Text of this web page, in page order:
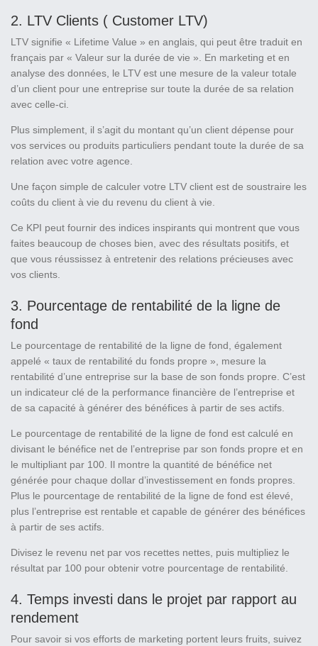
2. LTV Clients ( Customer LTV)
LTV signifie « Lifetime Value » en anglais, qui peut être traduit en
français par « Valeur sur la durée de vie ». En marketing et en
analyse des données, le LTV est une mesure de la valeur totale
d’un client pour une entreprise sur toute la durée de sa relation
avec celle-ci.
Plus simplement, il s’agit du montant qu’un client dépense pour
vos services ou produits particuliers pendant toute la durée de sa
relation avec votre agence.
Une façon simple de calculer votre LTV client est de soustraire les
coûts du client à vie du revenu du client à vie.
Ce KPI peut fournir des indices inspirants qui montrent que vous
faites beaucoup de choses bien, avec des résultats positifs, et
que vous réussissez à entretenir des relations précieuses avec
vos clients.
3. Pourcentage de rentabilité de la ligne de
fond
Le pourcentage de rentabilité de la ligne de fond, également
appelé « taux de rentabilité du fonds propre », mesure la
rentabilité d’une entreprise sur la base de son fonds propre. C’est
un indicateur clé de la performance financière de l’entreprise et
de sa capacité à générer des bénéfices à partir de ses actifs.
Le pourcentage de rentabilité de la ligne de fond est calculé en
divisant le bénéfice net de l’entreprise par son fonds propre et en
le multipliant par 100. Il montre la quantité de bénéfice net
générée pour chaque dollar d’investissement en fonds propres.
Plus le pourcentage de rentabilité de la ligne de fond est élevé,
plus l’entreprise est rentable et capable de générer des bénéfices
à partir de ses actifs.
Divisez le revenu net par vos recettes nettes, puis multipliez le
résultat par 100 pour obtenir votre pourcentage de rentabilité.
4. Temps investi dans le projet par rapport au
rendement
Pour savoir si vos efforts de marketing portent leurs fruits, suivez